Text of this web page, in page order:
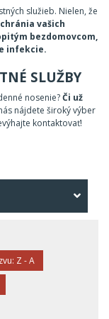
služieb. Nielen, že
vašich
bezdomovcom,
infekcie.
SLUŽBY
nosenie?Či už
nájdete široký výber
kontaktovať!
Z - A